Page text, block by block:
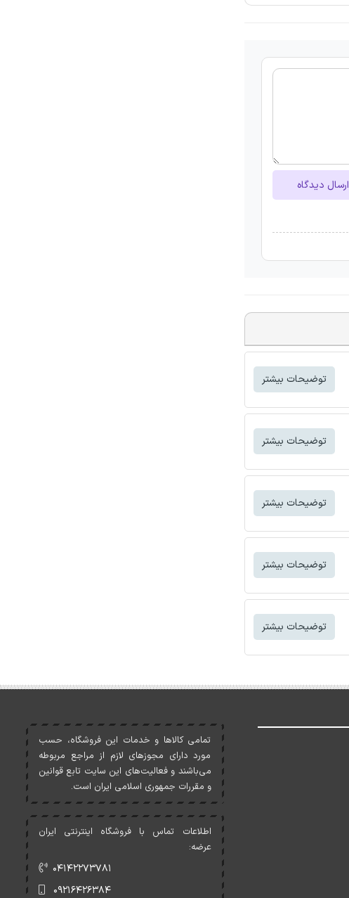
ارسال دیدگاه
توضیحات بیشتر
توضیحات بیشتر
توضیحات بیشتر
توضیحات بیشتر
توضیحات بیشتر
تمامی کالاها و خدمات اين فروشگاه، حسب
مورد دارای مجوزهای لازم از مراجع مربوطه
می‌باشند و فعاليت‌های اين سايت تابع قوانين
و مقررات جمهوری اسلامی ايران است.
اطلاعات تماس با فروشگاه اینترنتی ایران
عرضه:
۰۴۱۴۲۲۷۳۷۸۱
۰۹۲۱۶۴۲۶۳۸۴